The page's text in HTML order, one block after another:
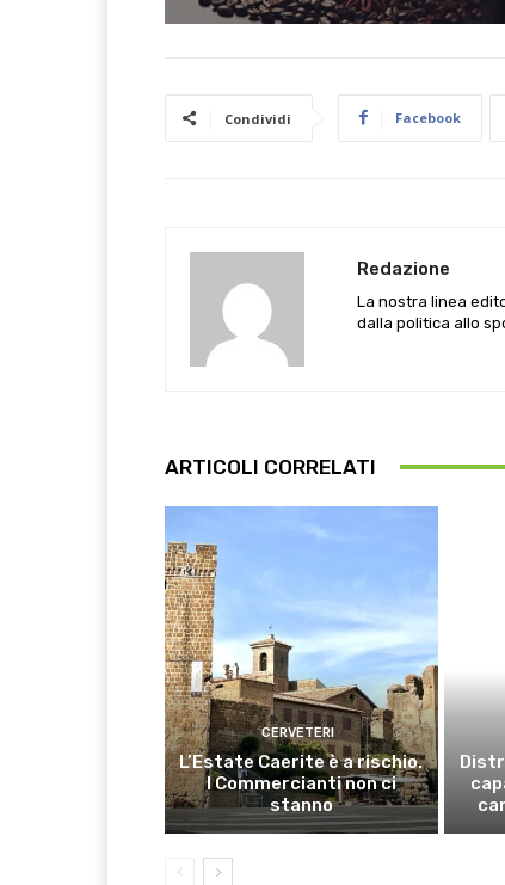
Condividi Facebook
Redazione
La nostra linea
dalla politica allo
ARTICOLI CORRELATI
CERVETERI
L’Estate Caerite è a rischio.
I Commercianti non ci
stanno